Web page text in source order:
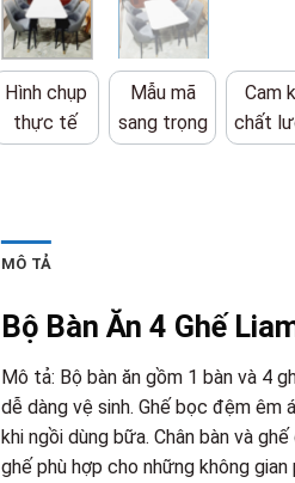
Hình chụp
thực tế
Mẫu mã
sang trọng
Cam
chất
MÔ TẢ
Bộ Bàn Ăn 4 Ghế
Mô tả: Bộ bàn ăn gồm 1 bàn và 4
dễ dàng vệ sinh. Ghế bọc đệm êm
khi ngồi dùng bữa. Chân bàn và
ghế phù hợp cho những không